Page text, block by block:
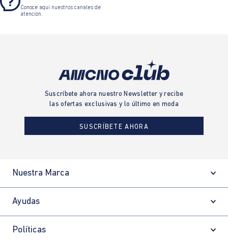
Conoce aquí nuestros canales de
atención.
Suscríbete ahora nuestro Newsletter y recibe
las ofertas exclusivas y lo último en moda
SUSCRÍBETE AHORA
Nuestra Marca
Ayudas
Políticas